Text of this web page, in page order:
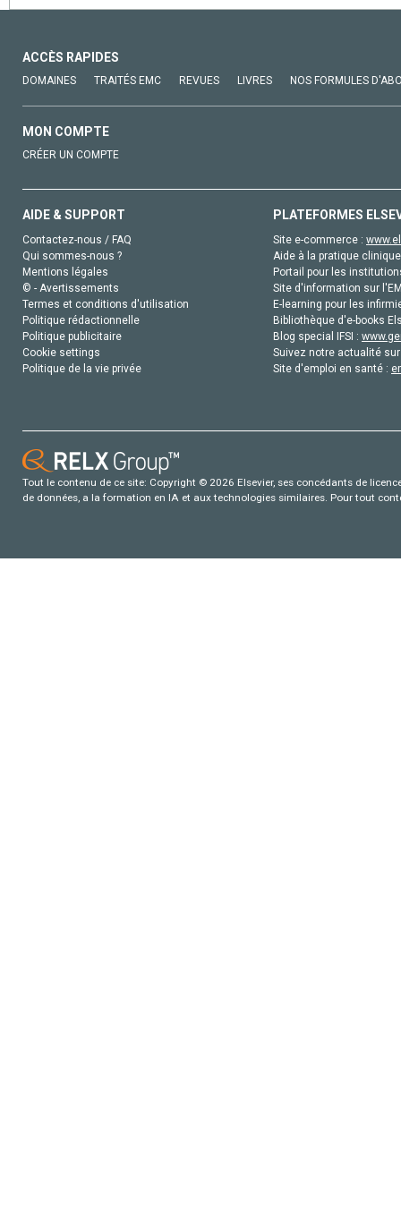
ACCÈS RAPIDES
DOMAINES TRAITÉS EMC REVUES LIVRES NOS FORMULES
MON COMPTE
CRÉER UN COMPTE
AIDE & SUPPORT
Contactez-nous / FAQ
Qui sommes-nous ?
Mentions légales
© - Avertissements
Termes et conditions d'utilisation
Politique rédactionnelle
Politique publicitaire
Cookie settings
Politique de la vie privée
PLATEFORMES
Site e-commerce :
Aide à la pratique
Portail pour les
Site d'information sur
E-learning pour les
Bibliothèque d'e-books
Blog special IFSI :
Suivez notre actualité
Site d'emploi en santé :
Tout le contenu de ce site: Copyright © 2026 Elsevier, ses concédants de
de données, a la formation en IA et aux technologies similaires. Pour tout